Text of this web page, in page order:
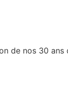
de nos 30